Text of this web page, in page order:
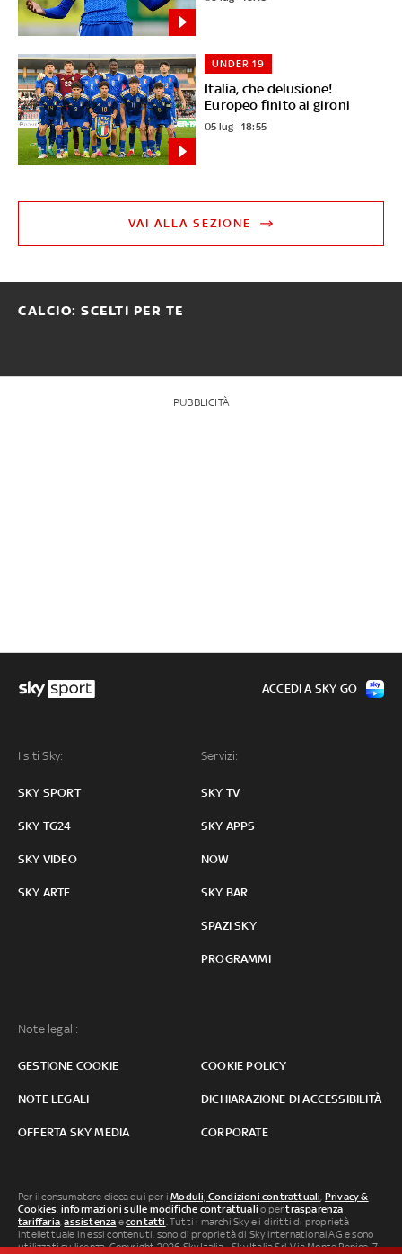
Italia, che delusione!
Europeo finito ai gironi
UNDER 19
05 lug - 18:55
VAI ALLA SEZIONE
CALCIO: SCELTI PER TE
PUBBLICITÀ
I siti Sky:
SKY SPORT
SKY TG24
SKY VIDEO
SKY ARTE
Servizi:
SKY TV
SKY APPS
NOW
SKY BAR
SPAZI SKY
PROGRAMMI
Note legali:
GESTIONE COOKIE COOKIE POLICY
NOTE LEGALI DICHIARAZIONE DI ACCESSIBILITÀ
OFFERTA SKY MEDIA CORPORATE
ACCEDI A SKY GO
Per il consumatore clicca qui per iModuli, Condizioni contrattuali Privacy &
Cookies informazioni sulle modifiche contrattuali o pertrasparenza
tariffaria ,assistenza econtatti . Tutti i marchi Sky e i diritti di proprietà
intellettuale in essi contenuti, sono di proprietà di Sky international AG e sono
utilizzati su licenza. Copyright 2026 Sky Italia - Sky Italia Srl Via Monte Penice, 7 -